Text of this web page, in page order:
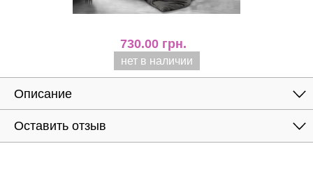
730.00 грн.
нет в наличии
Описание
Оставить отзыв